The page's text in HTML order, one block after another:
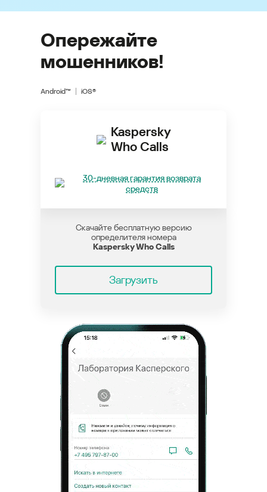
Опережайте
мошенников!
Android™ iOS®
Kaspersky
Who Calls
30-дневная гарантия возврата
средств
Скачайте бесплатную версию
определителя номера
Kaspersky Who Calls
Загрузить